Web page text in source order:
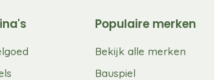
Populaire merken
Bekijk alle merken
Bauspiel